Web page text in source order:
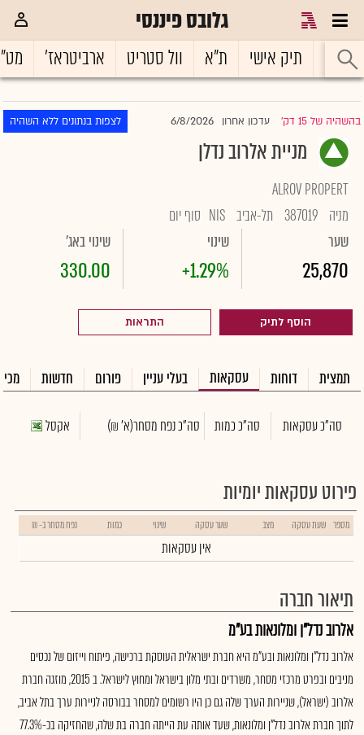
גלובס פיננסי
ראשי תיק אישי ת"א וול סטריט ארביטראז'
בהשהיה של 15 דק' |עדכון אחרון 6/8/2026 לצפות בנתונים ללא השהיה
מניית אלרוב נדלן
ALROV PROPERT
מניה 387019 תל-אביב NIS סוף יום
שער
25,870
שינוי
+1.29%
שינוי באג'
330.00
הוסף לתיק התראות
תמצית דוחות עסקאות בעלי עניין פורום חדשות
סה"כ עסקאות סה"כ כמות סה"כ נפח מסחר(א' ₪) אקסל
פירוט עסקאות יומיות
מספר שעת עסקה מצב שער עסקה שינוי כמות נפח מסחר ב- ₪
אין עסקאות
תיאור חברה
אלרוב נדל"ן ומלונאות בע"מ
אלרוב נדל"ן ומלונאות ובע"מ היא חברת ישראלית העוסקת ברכישה, פיתוח וייזום של נכסים
מניבים ובפרט מרכזי מסחר, משרדים ובתי מלון בישראל ומחוץ לישראל. ב 2015, מוזגה חברת
אלרוב (ישראל), שניירות הערך שלה גם כן היו רשומים למסחר בבורסה לניירות ערך בתל אביב,
לתוך חברת אלרוב נדל"ן ומלונאות, שעד אותה עת הייתה חברה בת שלה, שהחזיקה בכ-77.3%